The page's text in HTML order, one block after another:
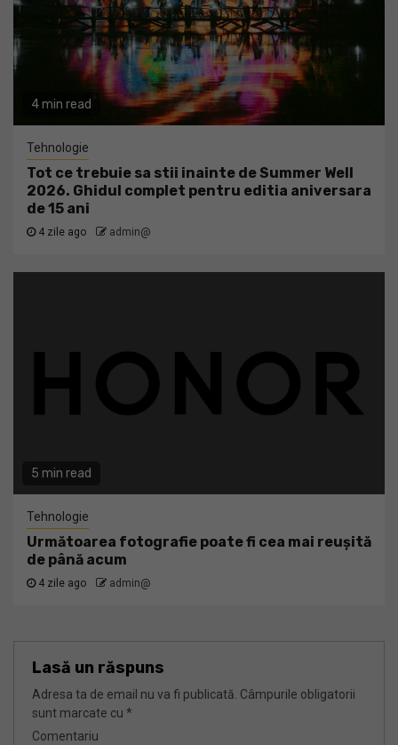
4 min read
Tehnologie
Tot ce trebuie sa stii inainte de Summer Well
2026. Ghidul complet pentru editia aniversara
de 15 ani
4 zile ago admin@
5 min read
Tehnologie
Următoarea fotografie poate fi cea mai reușită
de până acum
4 zile ago admin@
Lasă un răspuns
Adresa ta de email nu va fi publicată. Câmpurile obligatorii
sunt marcate cu *
Comentariu